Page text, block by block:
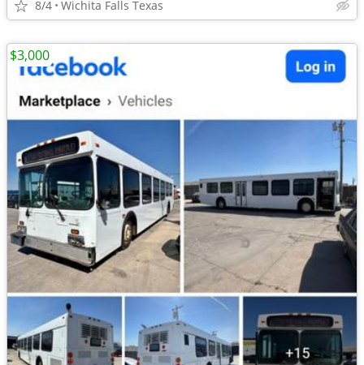
8/4 Wichita Falls Texas
$3,000